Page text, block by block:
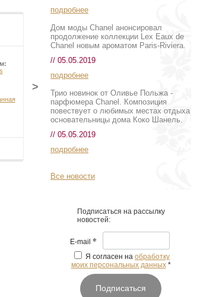
Premier Figuier
Вид:Туалетная
вода
от 15 535 руб
>
подробнее
Дом моды Chanel анонсировал
продолжение коллекции Lex Eaux de
Chanel новым ароматом Paris-Riviera.
// 05.05.2019
подробнее
Трио новинок от Оливье Польжа -
парфюмера Chanel. Композиция
повествует о любимых местах отдыха
основательницы дома Коко Шанель.
// 05.05.2019
подробнее
Все новости
Подписаться на рассылку
новостей:
E-mail *
Я согласен на обработку
моих персональных данных *
Подписаться